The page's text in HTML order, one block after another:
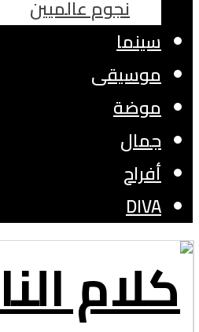
نجوم عالميين
سينما
موسيقى
موضة
جمال
أفراح
DIVA